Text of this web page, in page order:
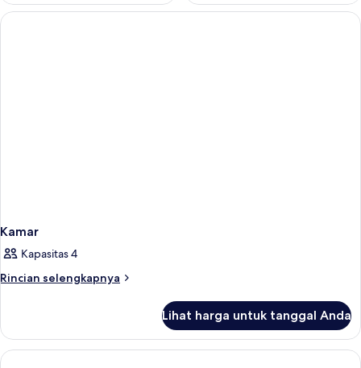
Kamar
Kapasitas 4
Rincian selengkapnya
Rincian
Kamar
Lihat harga untuk tanggal Anda